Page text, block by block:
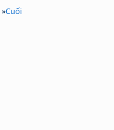
»Cuối